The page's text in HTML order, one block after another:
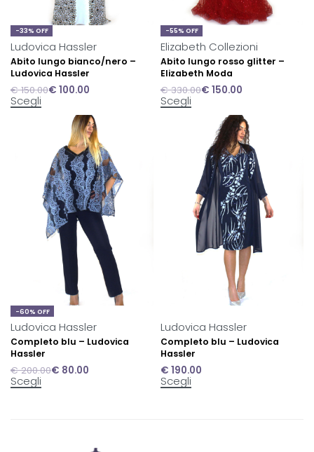
-33% OFF
Ludovica Hassler
Abito lungo bianco/nero –
Ludovica Hassler
€150.00€ 100.00
Scegli
-55% OFF
Elizabeth Collezioni
Abito lungo rosso glitter –
Elizabeth Moda
€330.00€ 150.00
Scegli
-60% OFF
Ludovica Hassler
Completo blu – Ludovica
Hassler
€200.00€ 80.00
Scegli
Ludovica Hassler
Completo blu – Ludovica
Hassler
€ 190.00
Scegli